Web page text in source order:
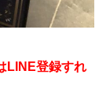
LINE登録すれ